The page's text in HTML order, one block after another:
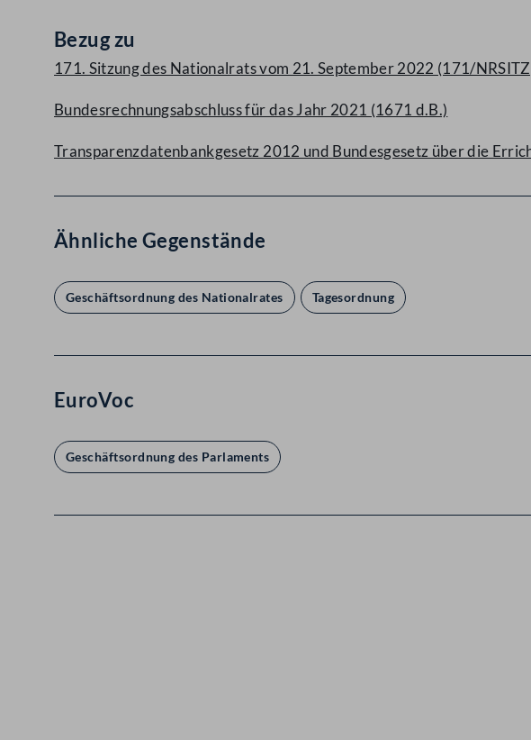
Bezug zu
171. Sitzung des Nationalrats vom 21. September 2022 (171/
Bundesrechnungsabschluss für das Jahr 2021 (1671 d.B.)
Transparenzdatenbankgesetz 2012 und Bundesgesetz über die
Ähnliche Gegenstände
Geschäftsordnung des Nationalrates Tagesordnung
EuroVoc
Geschäftsordnung des Parlaments